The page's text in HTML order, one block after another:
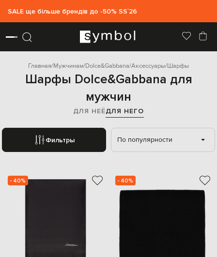
SALE ще більше брендів до -50% SS`26
Главная Мужчинам Dolce&Gabbana Аксессуары Шарфы
Шарфы Dolce&Gabbana для
мужчин
ДЛЯ НЕЁДЛЯ НЕГО
Фильтры По популярности
- 40% - 40%